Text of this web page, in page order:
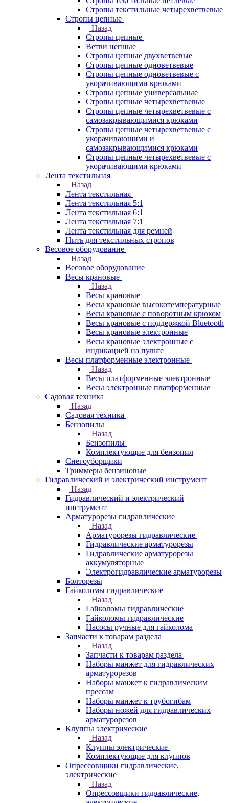
Стропы текстильные четырехветвевые
Стропы цепные
Назад
Стропы цепные
Ветви цепные
Стропы цепные двухветвевые
Стропы цепные одноветвевые
Стропы цепные одноветвевые с
укорачивающими крюками
Стропы цепные универсальные
Стропы цепные четырехветвевые
Стропы цепные четырехветвевые с
самозакрывающимися крюками
Стропы цепные четырехветвевые с
укорачивающими и
самозакрывающимися крюками
Стропы цепные четырехветвевые с
укорачивающими крюками
Лента текстильная
Назад
Лента текстильная
Лента текстильная 5:1
Лента текстильная 6:1
Лента текстильная 7:1
Лента текстильная для ремней
Нить для текстильных стропов
Весовое оборудование
Назад
Весовое оборудование
Весы крановые
Назад
Весы крановые
Весы крановые высокотемпературные
Весы крановые с поворотным крюком
Весы крановые с поддержкой Bluetooth
Весы крановые электронные
Весы крановые электронные с
индикацией на пульте
Весы платформенные электронные
Назад
Весы платформенные электронные
Весы электронные платформенные
Садовая техника
Назад
Садовая техника
Бензопилы
Назад
Бензопилы
Комплектующие для бензопил
Снегоуборщики
Триммеры бензиновые
Гидравлический и электрический инструмент
Назад
Гидравлический и электрический
инструмент
Арматурорезы гидравлические
Назад
Арматурорезы гидравлические
Гидравлические арматурорезы
Гидравлические арматурорезы
аккумуляторные
Электрогидравлические арматурорезы
Болторезы
Гайколомы гидравлические
Назад
Гайколомы гидравлические
Гайколомы гидравлические
Насосы ручные для гайколома
Запчасти к товарам раздела
Назад
Запчасти к товарам раздела
Наборы манжет для гидравлических
арматурорезов
Наборы манжет к гидравлическим
прессам
Наборы манжет к трубогибам
Наборы ножей для гидравлических
арматурорезов
Клуппы электрические
Назад
Клуппы электрические
Комплектующие для клуппов
Опрессовщики гидравлические,
электрические
Назад
Опрессовщики гидравлические,